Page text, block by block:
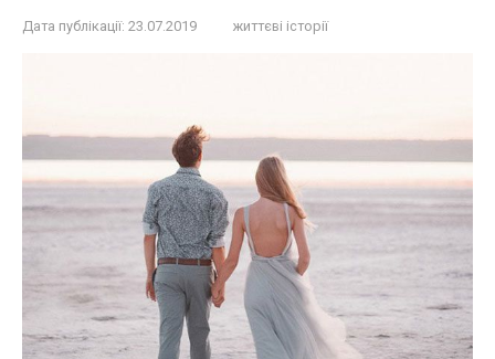
Дата публікації: 23.07.2019 життєві історії